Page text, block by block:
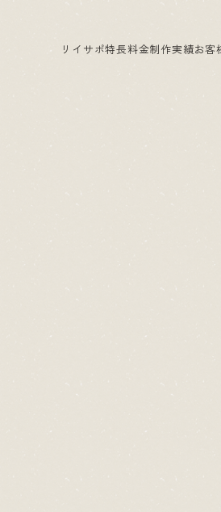
リイサポ特長料金制作実績お客